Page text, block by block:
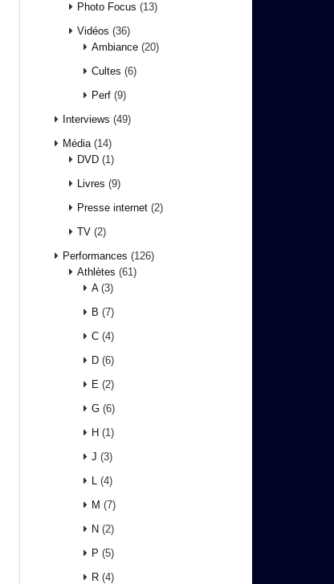
Photo Focus (13)
Vidéos (36)
Ambiance (20)
Cultes (6)
Perf (9)
Interviews (49)
Média (14)
DVD (1)
Livres (9)
Presse internet (2)
TV (2)
Performances (126)
Athlètes (61)
A(3)
B (7)
C (4)
D (6)
E (2)
G (6)
H (1)
J (3)
L (4)
M (7)
N (2)
P (5)
R (4)